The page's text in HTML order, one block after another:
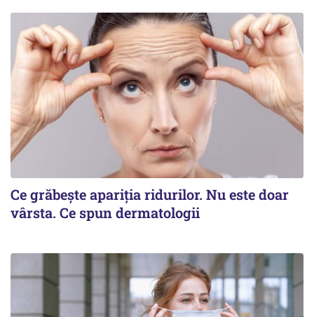
Ce grăbește apariția ridurilor. Nu este doar
vârsta. Ce spun dermatologii